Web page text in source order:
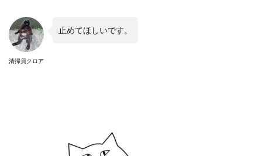
清掃員クロア
止めてほしいです。